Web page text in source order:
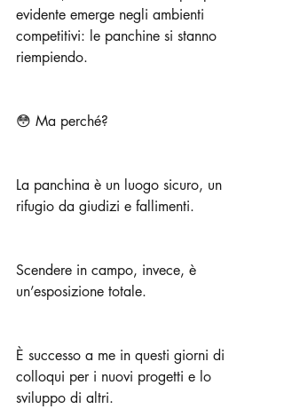
evidente emerge negli ambienti
competitivi: le panchine si stanno
riempiendo.
😳 Ma perché?
La panchina è un luogo sicuro, un
rifugio da giudizi e fallimenti.
Scendere in campo, invece, è
un’esposizione totale.
È successo a me in questi giorni di
colloqui per i nuovi progetti e lo
sviluppo di altri.